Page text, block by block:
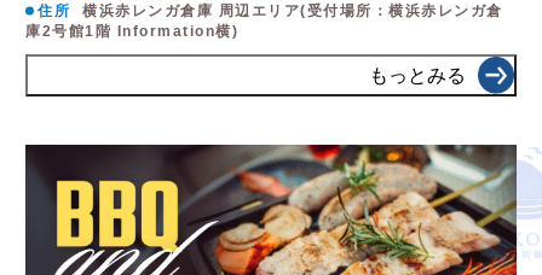
住所
横浜赤レンガ倉庫 周辺エリア(受付場所：横浜赤レンガ倉
庫2号館1階 Information横)
もっとみる